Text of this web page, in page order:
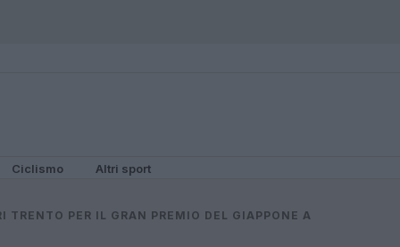
Ciclismo Altri sport
TRENTO PER IL GRAN PREMIO DEL GIAPPONE A